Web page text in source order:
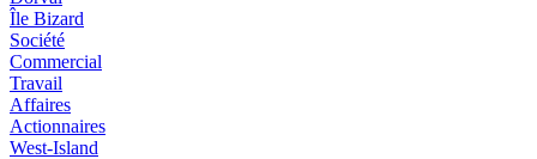
Île Bizard
Société
Commercial
Travail
Affaires
Actionnaires
West-Island